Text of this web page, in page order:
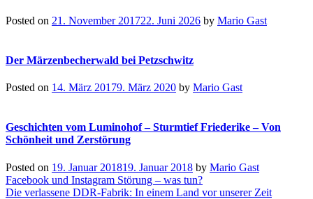
Posted on 21. November 201722. Juni 2026 by Mario Gast
Der Märzenbecherwald bei Petzschwitz
Posted on 14. März 20179. März 2020 by Mario Gast
Geschichten vom Luminohof – Sturmtief Friederike – Von
Schönheit und Zerstörung
Posted on 19. Januar 201819. Januar 2018 by Mario Gast
Beitragsnavigation
Facebook und Instagram Störung – was tun?
Die verlassene DDR-Fabrik: In einem Land vor unserer Zeit